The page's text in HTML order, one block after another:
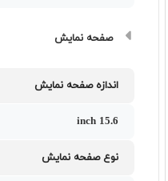
صفحه نمایش
اندازه صفحه نمایش
15.6 inch
نوع صفحه نمایش